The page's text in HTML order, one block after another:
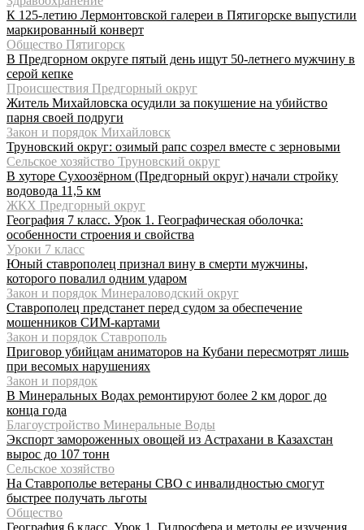
К 125-летию Лермонтовской галереи в Пятигорске выпустили
маркированный конверт
Общество Пятигорск
В Предгорном округе пятый день ищут 50-летнего мужчину в
серой кепке
Происшествия Предгорный округ
Житель Михайловска осудили за покушение на убийство
парня своей подруги
Закон и порядок Михайловск
Труновский округ: озимый рапс созрел вместе с зерновыми
Сельское хозяйство Труновский округ
В хуторе Сухоозёрном (Предгорный округ) начали стройку
водовода 11,5 км
ЖКХ Предгорный округ
География 7 класс. Урок 1. Географическая оболочка:
особенности строения и свойства
Уроки 7 класс
Юный ставрополец признал вину в смерти мужчины,
которого повалил одним ударом
Закон и порядок Минераловодский округ
Ставрополец предстанет перед судом за обеспечение
мошенников СИМ-картами
Закон и порядок Ставрополь
Приговор убийцам аниматоров на Кубани пересмотрят лишь
при весомых нарушениях
Закон и порядок
В Минеральных Водах ремонтируют более 2 км дорог до
конца года
Благоустройство Минеральные Воды
Экспорт замороженных овощей из Астрахани в Казахстан
вырос до 107 тонн
Сельское хозяйство
На Ставрополье ветераны СВО с инвалидностью смогут
быстрее получать льготы
Общество
География 6 класс. Урок 1. Гидросфера и методы ее изучения